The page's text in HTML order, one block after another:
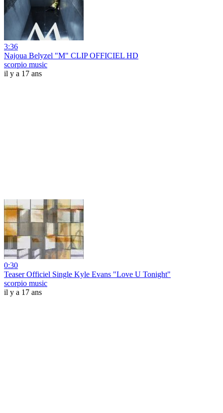
3:36
Najoua Belyzel "M" CLIP OFFICIEL HD
scorpio music
il y a 17 ans
0:30
Teaser Officiel Single Kyle Evans "Love U Tonight"
scorpio music
il y a 17 ans